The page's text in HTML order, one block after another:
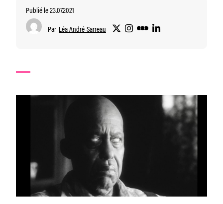
Publié le 23.07.2021
Par Léa André-Sarreau